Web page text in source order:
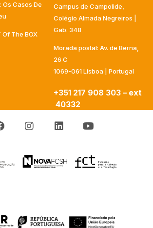
Os Casos De
Of The BOX
Campus de Campolide,
Colégio Almada Negreiros |
Gab. 348
Morada postal: Av. de Berna,
26 C
1069-061 Lisboa | Portugal
+351 217 908 303 – ext
40332